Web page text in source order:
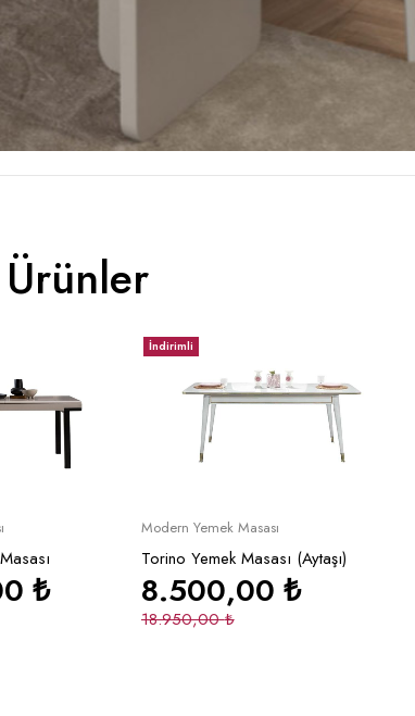
Ekle
₺
İndirimli
Sepete Ekle
Modern Yemek Masası
Torino Yemek Masası (Aytaşı)
18.950,00₺
8.500,00 ₺